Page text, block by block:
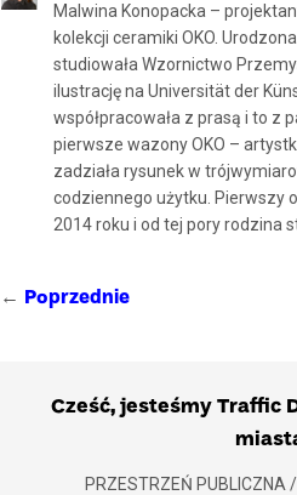
Malwina Konopacka –
kolekcji ceramiki OKO.
studiowała Wzornictwo
ilustrację na Universität der
współpracowała z prasą i to z
pierwsze wazony OKO –
zadziała rysunek w
codziennego użytku. Pierwszy
2014 roku i od tej pory rodzina
← Poprzednie
Cześć, jesteśmy Traffic
PRZESTRZEŃ PUBLICZNA